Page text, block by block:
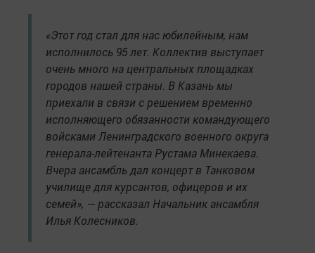
«Этот год стал для нас юбилейным, нам
исполнилось 95 лет. Коллектив выступает
очень много на центральных площадках
городов нашей страны. В Казань мы
приехали в связи с решением временно
исполняющего обязанности командующего
войсками Ленинградского военного округа
генерала-лейтенанта Рустама Минекаева.
Вчера ансамбль дал концерт в Танковом
училище для курсантов, офицеров и их
семей», — рассказал Начальник ансамбля
Илья Колесников.